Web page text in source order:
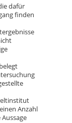
dafür
finden
Anzahl